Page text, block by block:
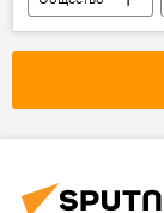
Румыния